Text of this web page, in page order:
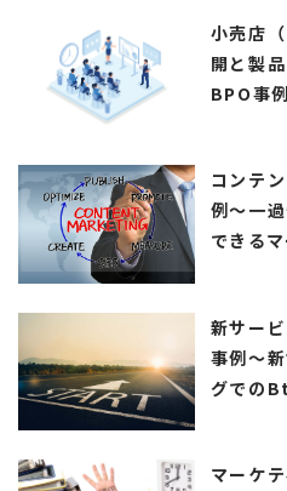
小売店
開と製
BPO事
コンテ
例～一
できる
新サー
事例～
グでの
マーケ